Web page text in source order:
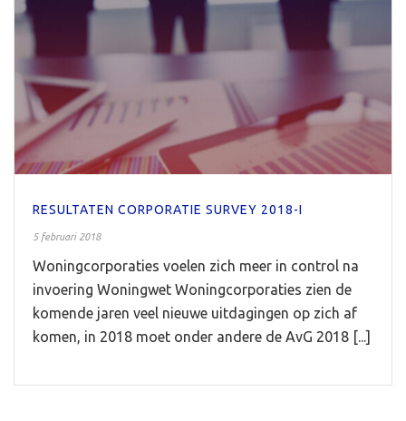
RESULTATEN CORPORATIE SURVEY 2018-I
5 februari 2018
Woningcorporaties voelen zich meer in control na
invoering Woningwet Woningcorporaties zien de
komende jaren veel nieuwe uitdagingen op zich af
komen, in 2018 moet onder andere de AvG 2018 [...]